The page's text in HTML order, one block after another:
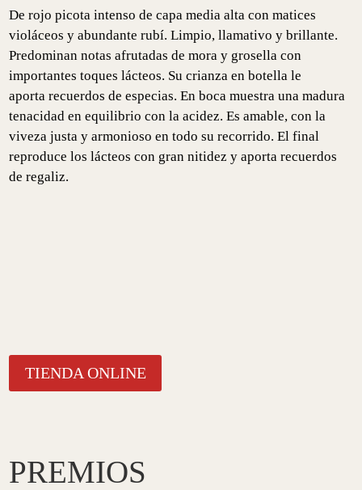
De rojo picota intenso de capa media alta con matices
violáceos y abundante rubí. Limpio, llamativo y brillante.
Predominan notas afrutadas de mora y grosella con
importantes toques lácteos. Su crianza en botella le
aporta recuerdos de especias. En boca muestra una madura
tenacidad en equilibrio con la acidez. Es amable, con la
viveza justa y armonioso en todo su recorrido. El final
reproduce los lácteos con gran nitidez y aporta recuerdos
de regaliz.
TIENDA ONLINE
PREMIOS